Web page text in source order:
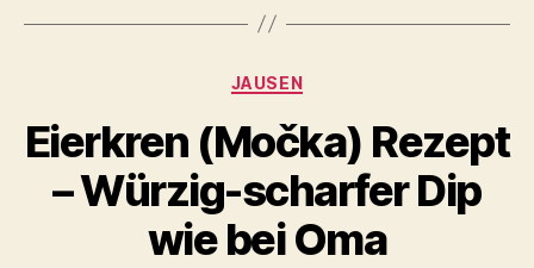
Kategorien
JAUSEN
Eierkren (Močka) Rezept
– Würzig-scharfer Dip
wie bei Oma